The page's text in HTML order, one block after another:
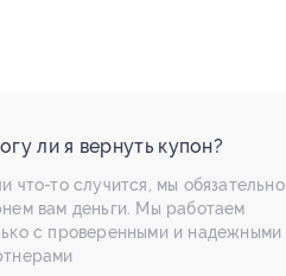
ли я вернуть купон?
что-то случится, мы обязательно
вам деньги. Мы работаем
с проверенными и надежными